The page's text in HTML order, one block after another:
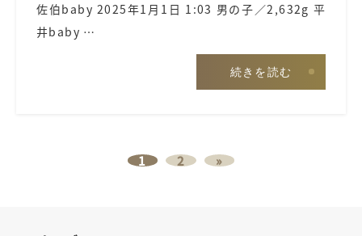
佐伯baby 2025年1月1日 1:03 男の子／2,632g 平
井baby …
続きを読む
1 2 »